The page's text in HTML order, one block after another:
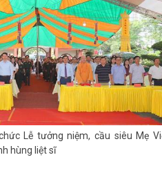
Lễ tưởng niệm, cầu siêu Mẹ
hùng liệt sĩ